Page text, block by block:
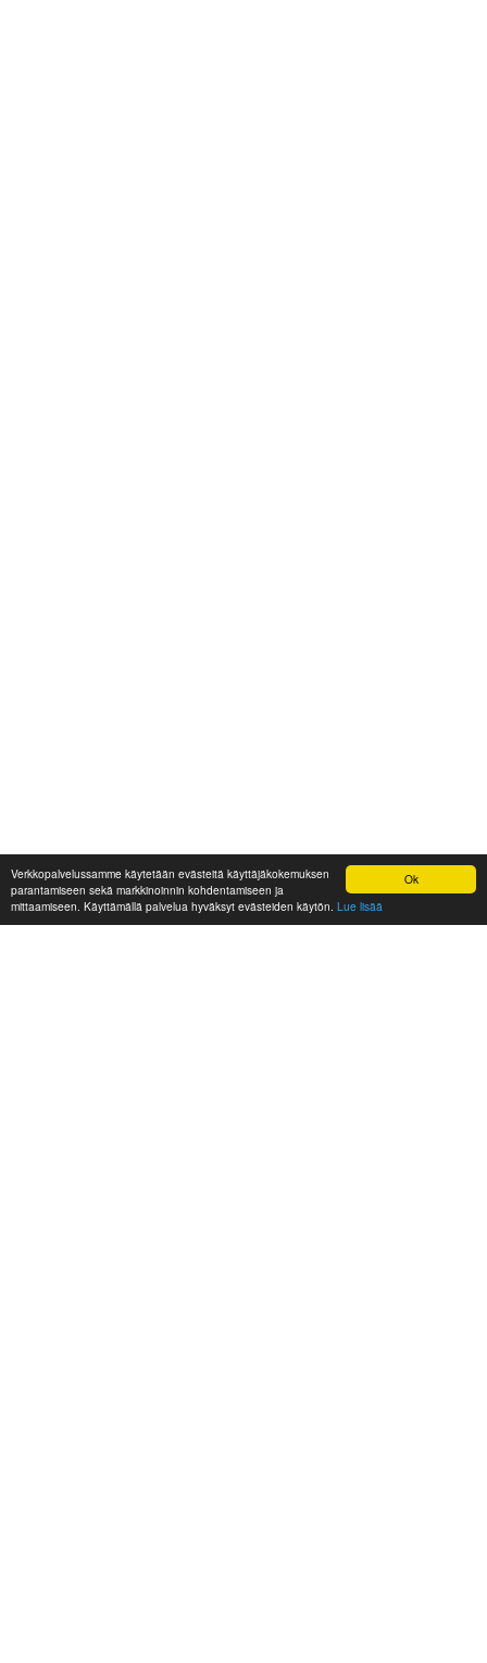
Ok
Verkkopalvelussamme käytetään evästeitä käyttäjäkokemuksen
parantamiseen sekä markkinoinnin kohdentamiseen ja
mittaamiseen. Käyttämällä palvelua hyväksyt evästeiden käytön. Lue lisää